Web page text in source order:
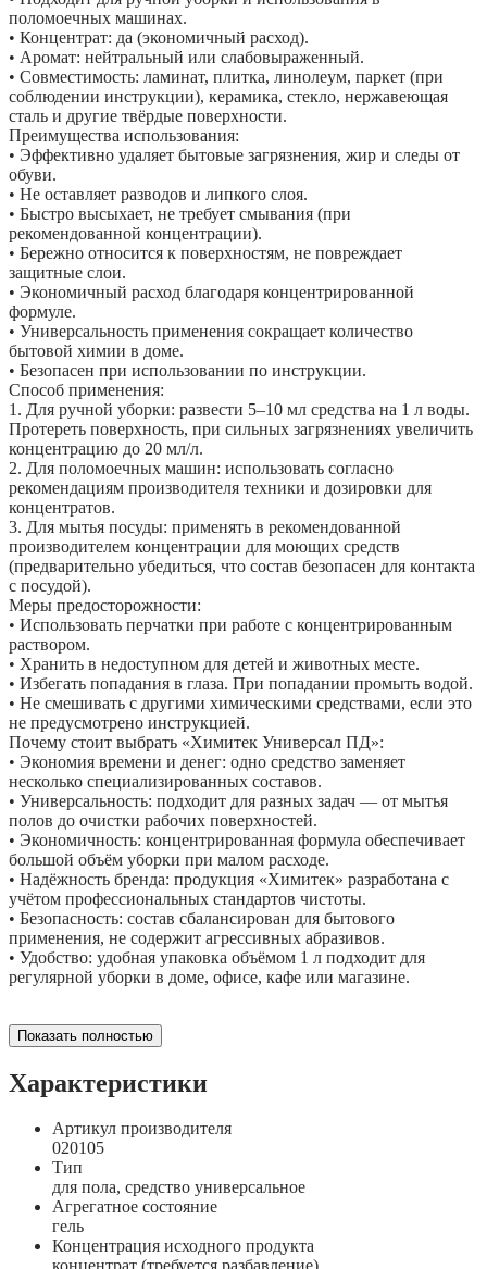
поломоечных машинах.
• Концентрат: да (экономичный расход).
• Аромат: нейтральный или слабовыраженный.
• Совместимость: ламинат, плитка, линолеум, паркет (при
соблюдении инструкции), керамика, стекло, нержавеющая
сталь и другие твёрдые поверхности.
Преимущества использования:
• Эффективно удаляет бытовые загрязнения, жир и следы от
обуви.
• Не оставляет разводов и липкого слоя.
• Быстро высыхает, не требует смывания (при
рекомендованной концентрации).
• Бережно относится к поверхностям, не повреждает
защитные слои.
• Экономичный расход благодаря концентрированной
формуле.
• Универсальность применения сокращает количество
бытовой химии в доме.
• Безопасен при использовании по инструкции.
Способ применения:
1. Для ручной уборки: развести 5–10 мл средства на 1 л воды.
Протереть поверхность, при сильных загрязнениях увеличить
концентрацию до 20 мл/л.
2. Для поломоечных машин: использовать согласно
рекомендациям производителя техники и дозировки для
концентратов.
3. Для мытья посуды: применять в рекомендованной
производителем концентрации для моющих средств
(предварительно убедиться, что состав безопасен для контакта
с посудой).
Меры предосторожности:
• Использовать перчатки при работе с концентрированным
раствором.
• Хранить в недоступном для детей и животных месте.
• Избегать попадания в глаза. При попадании промыть водой.
• Не смешивать с другими химическими средствами, если это
не предусмотрено инструкцией.
Почему стоит выбрать «Химитек Универсал ПД»:
• Экономия времени и денег: одно средство заменяет
несколько специализированных составов.
• Универсальность: подходит для разных задач — от мытья
полов до очистки рабочих поверхностей.
• Экономичность: концентрированная формула обеспечивает
большой объём уборки при малом расходе.
• Надёжность бренда: продукция «Химитек» разработана с
учётом профессиональных стандартов чистоты.
• Безопасность: состав сбалансирован для бытового
применения, не содержит агрессивных абразивов.
• Удобство: удобная упаковка объёмом 1 л подходит для
регулярной уборки в доме, офисе, кафе или магазине.
Показать полностью
Характеристики
Артикул производителя
020105
Тип
для пола, средство универсальное
Агрегатное состояние
гель
Концентрация исходного продукта